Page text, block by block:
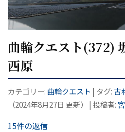
曲輪クエスト(372)
西原
カテゴリー: 曲輪クエスト | タグ:古
（2024年8月27日 更新） | 投稿者:
15件の返信